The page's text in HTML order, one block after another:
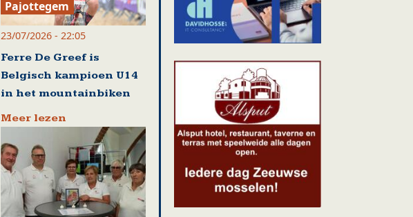
Pajottegem
23/07/2026 - 22:05
Ferre De Greef is
Belgisch kampioen U14
in het mountainbiken
Meer lezen